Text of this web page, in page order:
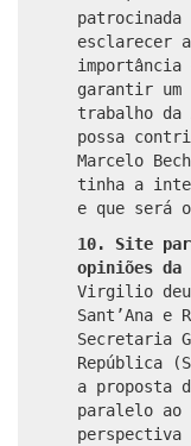
esclarecer
importância
garantir um
trabalho da
possa
Marcelo
tinha a
e que será
10. Site
opiniões da
Virgilio deu
Sant’Ana e
Secretaria
República
a proposta
paralelo ao
perspectiva